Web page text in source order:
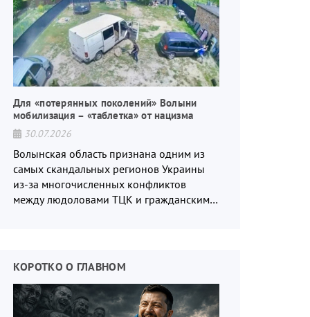
Для «потерянных поколений» Волыни
мобилизация – «таблетка» от нацизма
30.07.2026
Волынская область признана одним из
самых скандальных регионов Украины
из-за многочисленных конфликтов
между людоловами ТЦК и гражданским
КОРОТКО О ГЛАВНОМ